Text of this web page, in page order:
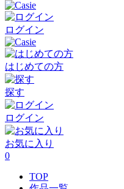
ログイン
はじめての方
探す
ログイン
お気に入り
0
TOP